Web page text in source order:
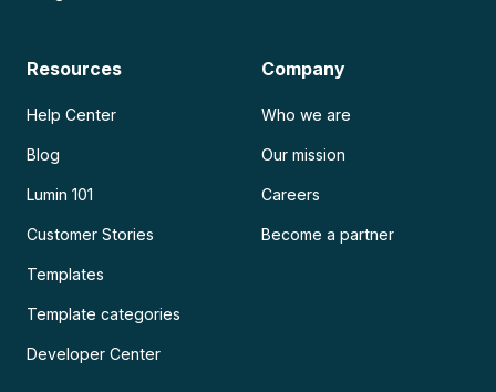
Resources
Help Center
Blog
Lumin 101
Customer Stories
Templates
Template categories
Developer Center
Company
Who we are
Our mission
Careers
Become a partner